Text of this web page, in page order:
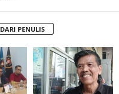
DARI PENULIS